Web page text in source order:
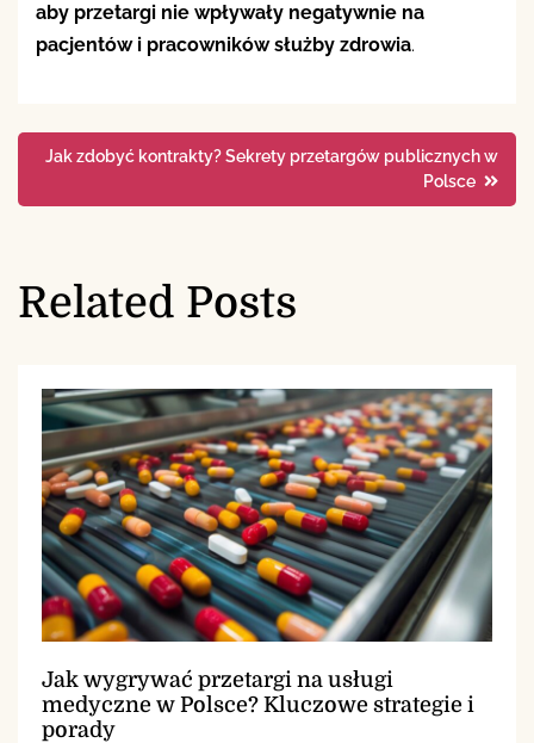
aby przetargi nie wpływały negatywnie na
pacjentów i pracowników służby zdrowia.
Nawigacja
wpisu
Jak zdobyć kontrakty? Sekrety przetargów publicznych w
Polsce
Related Posts
Jak wygrywać przetargi na usługi
medyczne w Polsce? Kluczowe strategie i
porady